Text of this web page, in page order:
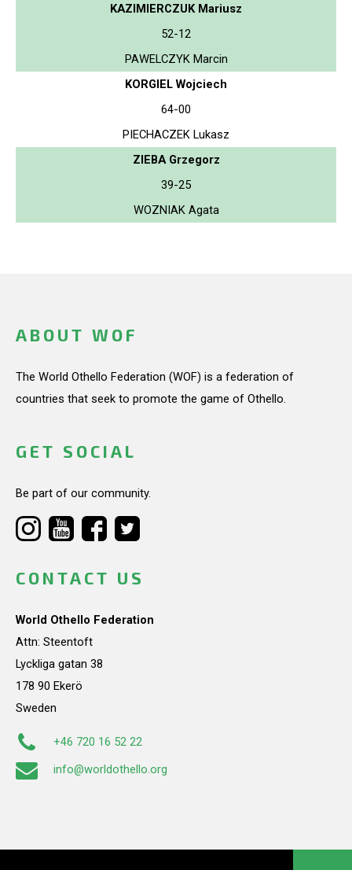
KAZIMIERCZUK Mariusz
52-12
PAWELCZYK Marcin
KORGIEL Wojciech
64-00
PIECHACZEK Lukasz
ZIEBA Grzegorz
39-25
WOZNIAK Agata
ABOUT WOF
The World Othello Federation (WOF) is a federation of
countries that seek to promote the game of Othello.
GET SOCIAL
Be part of our community.
CONTACT US
World Othello Federation
Attn: Steentoft
Lyckliga gatan 38
178 90 Ekerö
Sweden
+46 720 16 52 22
info@worldothello.org